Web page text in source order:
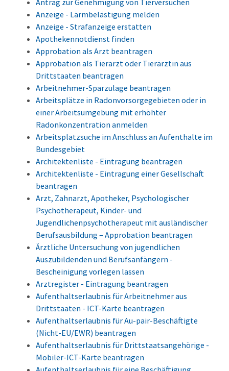
Antrag zur Genehmigung von Tierversuchen
Anzeige - Lärmbelästigung melden
Anzeige - Strafanzeige erstatten
Apothekennotdienst finden
Approbation als Arzt beantragen
Approbation als Tierarzt oder Tierärztin aus
Drittstaaten beantragen
Arbeitnehmer-Sparzulage beantragen
Arbeitsplätze in Radonvorsorgegebieten oder in
einer Arbeitsumgebung mit erhöhter
Radonkonzentration anmelden
Arbeitsplatzsuche im Anschluss an Aufenthalte im
Bundesgebiet
Architektenliste - Eintragung beantragen
Architektenliste - Eintragung einer Gesellschaft
beantragen
Arzt, Zahnarzt, Apotheker, Psychologischer
Psychotherapeut, Kinder- und
Jugendlichenpsychotherapeut mit ausländischer
Berufsausbildung – Approbation beantragen
Ärztliche Untersuchung von jugendlichen
Auszubildenden und Berufsanfängern -
Bescheinigung vorlegen lassen
Arztregister - Eintragung beantragen
Aufenthaltserlaubnis für Arbeitnehmer aus
Drittstaaten - ICT-Karte beantragen
Aufenthaltserlaubnis für Au-pair-Beschäftigte
(Nicht-EU/EWR) beantragen
Aufenthaltserlaubnis für Drittstaatsangehörige -
Mobiler-ICT-Karte beantragen